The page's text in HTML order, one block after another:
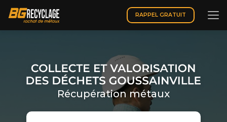
contenu
principal
RAPPEL GRATUIT
Récupération métaux